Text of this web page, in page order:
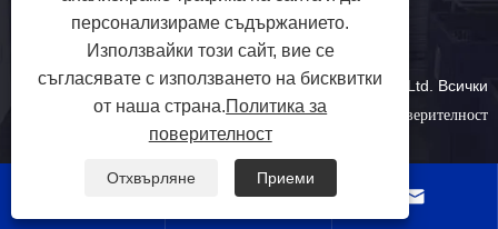
Авторско право © 2025 Ningbo Kinggle Machinery Co., Ltd. Всички
права запазени.Links Sitemap RSS XML Политика за поверителност
 
персонализираме съдържанието.
Използвайки този сайт, вие се
съгласявате с използването на бисквитки
от наша страна.Политика за
поверителност
Отхвърляне Приеми